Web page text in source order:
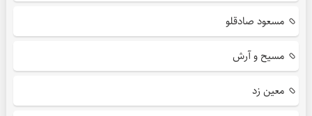
مسعود صادقلو
مسیح و آرش
معین زد